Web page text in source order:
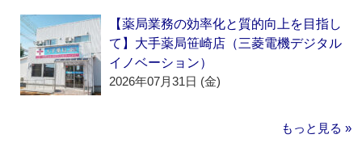
【薬局業務の効率化と質的向上を目指し
て】大手薬局笹崎店（三菱電機デジタル
イノベーション）
2026年07月31日 (金)
もっと見る »